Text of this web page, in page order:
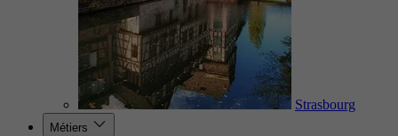
Strasbourg
Métiers